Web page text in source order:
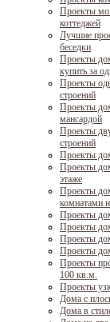
Проекты
коттеджей
Лучшие
беседки
Проекты
купить за
Проекты
строений
Проекты
мансардой
Проекты
строений
Проекты
Проекты
этаже
Проекты
комнатами
Проекты
Проекты
Проекты
Проекты
Проекты
100 кв.м.
Проекты
Дома с
Дома в